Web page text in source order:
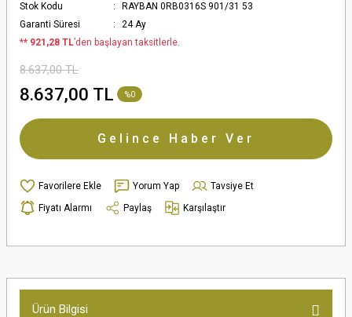
Stok Kodu
RAYBAN 0RB0316S 901/31 53
Garanti Süresi
24 Ay
** 921,28 TL’den başlayan taksitlerle.
8.637,00 TL
8.637,00 TL %0
Gelince Haber Ver
Yorum Yap
Tavsiye Et
Fiyatı Alarmı
Paylaş Karşılaştır
Ürün Bilgisi